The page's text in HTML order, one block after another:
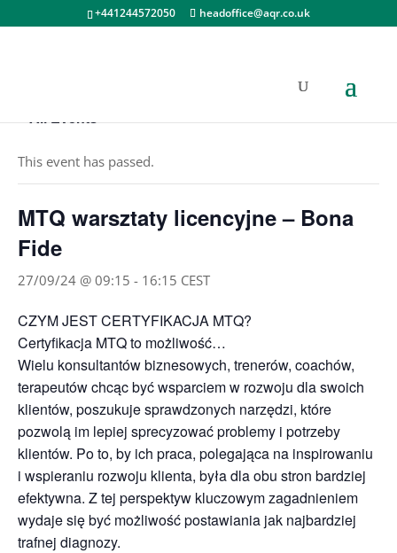
+441244572050 headoffice@aqr.co.uk
« All Events
This event has passed.
MTQ warsztaty licencyjne – Bona
Fide
27/09/24 @ 09:15 - 16:15 CEST
CZYM JEST CERTYFIKACJA MTQ?
Certyfikacja MTQ to możliwość…
Wielu konsultantów biznesowych, trenerów, coachów,
terapeutów chcąc być wsparciem w rozwoju dla swoich
klientów, poszukuje sprawdzonych narzędzi, które
pozwolą im lepiej sprecyzować problemy i potrzeby
klientów. Po to, by ich praca, polegająca na inspirowaniu
i wspieraniu rozwoju klienta, była dla obu stron bardziej
efektywna. Z tej perspektyw kluczowym zagadnieniem
wydaje się być możliwość postawiania jak najbardziej
trafnej diagnozy.